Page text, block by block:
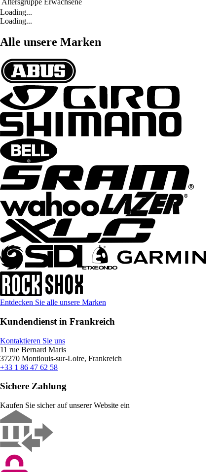
Altersgruppe Erwachsene
Loading...
Loading...
Alle unsere Marken
Entdecken Sie alle unsere Marken
Kundendienst in Frankreich
Kontaktieren Sie uns
11 rue Bernard Maris
37270 Montlouis-sur-Loire, Frankreich
+33 1 86 47 62 58
Sichere Zahlung
Kaufen Sie sicher auf unserer Website ein